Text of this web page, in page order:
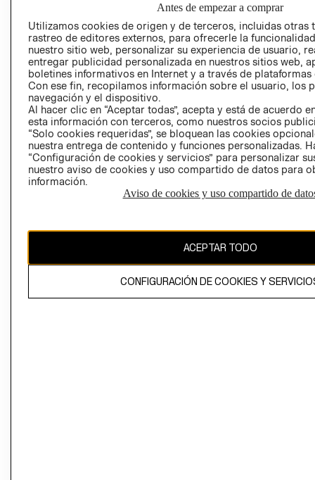
GIFT CARD
AVISO DE
Perú (S/)
CAMBIAR REGIÓN
propiedad de H&M Hennes & Mauritz AB
Antes de empezar a comprar
Utilizamos cookies de origen y de terceros, incluidas otras
rastreo de editores externos, para ofrecerle la
nuestro sitio web, personalizar su experiencia de usuario,
entregar publicidad personalizada en nuestros sitios web,
boletines informativos en Internet y a través de plataformas
Con ese fin, recopilamos información sobre el usuario, los
navegación y el dispositivo.
Al hacer clic en “Aceptar todas”, acepta y está de acuerdo
esta información con terceros, como nuestros socios
“Solo cookies requeridas”, se bloquean las cookies
nuestra entrega de contenido y funciones personalizadas.
“Configuración de cookies y servicios” para personalizar
nuestro aviso de cookies y uso compartido de datos para
información.
Aviso de cookies y uso compartido de
ACEPTAR TODO
CONFIGURACIÓN DE COOKIES Y